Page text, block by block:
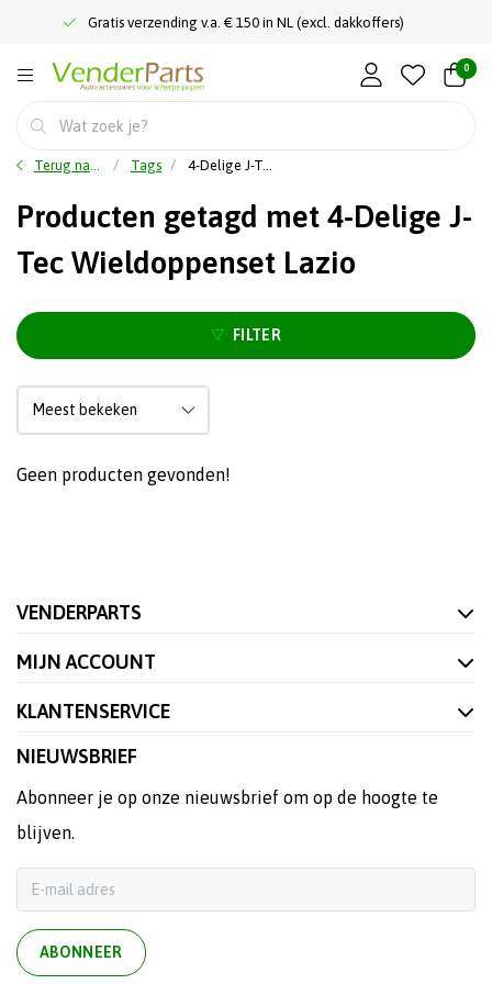
Gratis verzending v.a. € 150 in NL (excl. dakkoffers)
0
Terug naar home Tags 4-Delige J-Tec Wieldoppenset Lazio
Producten getagd met 4-Delige J-
Tec Wieldoppenset Lazio
FILTER
Geen producten gevonden!
VENDERPARTS
MIJN ACCOUNT
KLANTENSERVICE
NIEUWSBRIEF
Abonneer je op onze nieuwsbrief om op de hoogte te
blijven.
ABONNEER